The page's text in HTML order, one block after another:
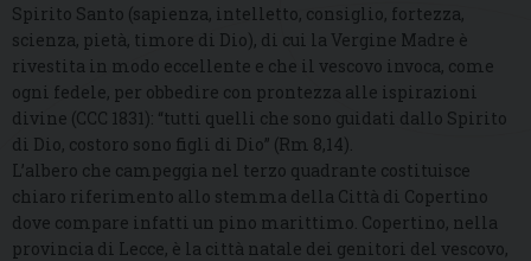
Spirito Santo (sapienza, intelletto, consiglio, fortezza,
scienza, pietà, timore di Dio), di cui la Vergine Madre è
rivestita in modo eccellente e che il vescovo invoca, come
ogni fedele, per obbedire con prontezza alle ispirazioni
divine (CCC 1831): “tutti quelli che sono guidati dallo Spirito
di Dio, costoro sono figli di Dio” (Rm 8,14).
L’albero che campeggia nel terzo quadrante costituisce
chiaro riferimento allo stemma della Città di Copertino
dove compare infatti un pino marittimo. Copertino, nella
provincia di Lecce, è la città natale dei genitori del vescovo,